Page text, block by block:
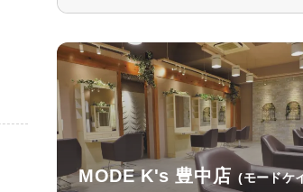
MODE K's 豊中店 (モードケ